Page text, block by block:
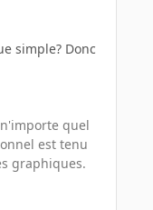
simple? Donc
quel
est tenu
graphiques.